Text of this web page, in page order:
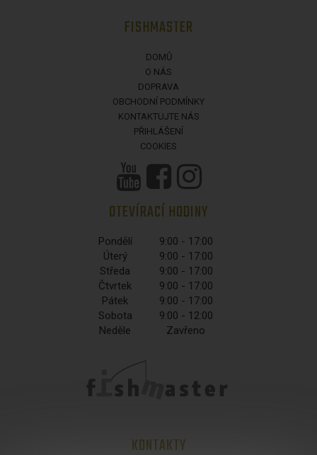
FISHMASTER
DOMŮ
O NÁS
DOPRAVA
OBCHODNÍ PODMÍNKY
KONTAKTUJTE NÁS
PŘIHLÁŠENÍ
COOKIES
OTEVÍRACÍ HODINY
Pondělí
9:00 - 17:00
Úterý
9:00 - 17:00
Středa
9:00 - 17:00
Čtvrtek
9:00 - 17:00
Pátek
9:00 - 17:00
Sobota
9:00 - 12:00
Neděle
Zavřeno
KONTAKTY